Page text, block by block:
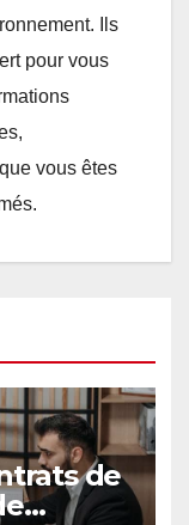
Ils
pour vous
vous êtes
de